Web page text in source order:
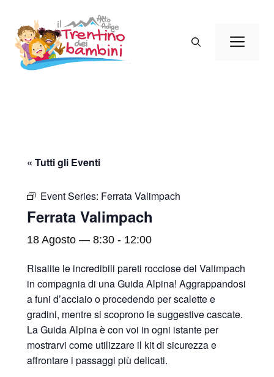
contenuto
« Tutti gli Eventi
Event Series: Ferrata Valimpach
Ferrata Valimpach
18 Agosto — 8:30 - 12:00
Risalite le incredibili pareti rocciose del Valimpach
in compagnia di una Guida Alpina! Aggrappandosi
a funi d’acciaio o procedendo per scalette e
gradini, mentre si scoprono le suggestive cascate.
La Guida Alpina è con voi in ogni istante per
mostrarvi come utilizzare il kit di sicurezza e
affrontare i passaggi più delicati.